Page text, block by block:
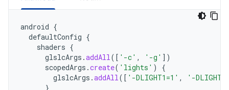
android {
defaultConfig {
shaders {
glslcArgs .addAll([ '-c' , '-g' ])
scopedArgs .create( 'lights' )
{
glslcArgs .addAll([ '-DLIGHT1=1' ,
'-
}